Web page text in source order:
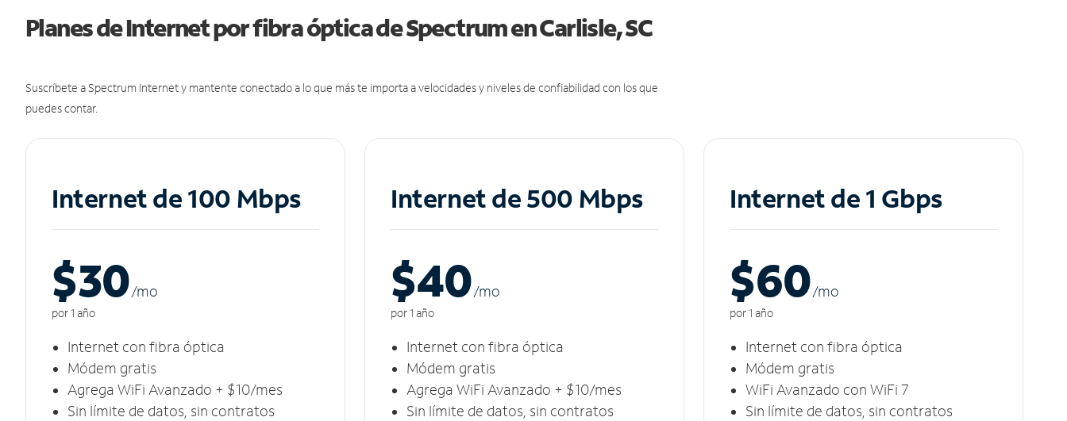
Planes de Internet por fibra óptica de Spectrum en Carlisle, SC
Suscríbete a Spectrum Internet y mantente conectado a lo que más te importa a velocidades y niveles de confiabilidad con los que
puedes contar.
Internet de 100 Mbps
$30/mo
por 1 año
Internet con fibra óptica
Módem gratis
Agrega WiFi Avanzado + $10/mes
Sin límite de datos, sin contratos
Internet de 500 Mbps
$40/mo
por 1 año
Internet con fibra óptica
Módem gratis
Agrega WiFi Avanzado + $10/mes
Sin límite de datos, sin contratos
Internet de 1 Gbps
$60/mo
por 1 año
Internet con fibra óptica
Módem gratis
WiFi Avanzado con WiFi 7
Sin límite de datos, sin contratos